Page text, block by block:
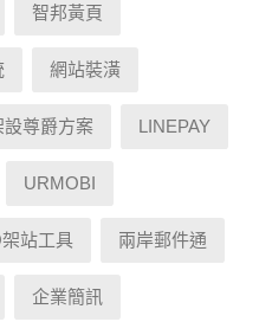
智邦黃頁
網站裝潢
設尊爵方案 LINEPAY
URMOBI
站工具 兩岸郵件通
企業簡訊